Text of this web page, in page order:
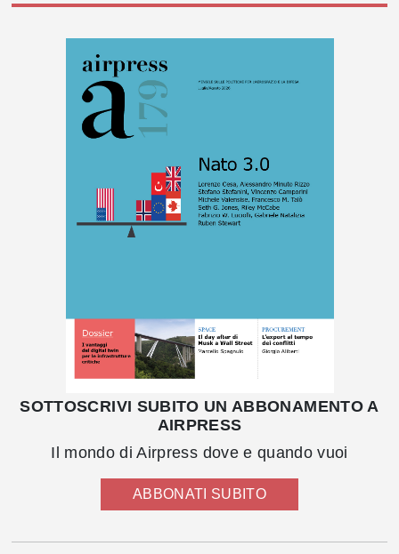
SOTTOSCRIVI SUBITO UN ABBONAMENTO A
AIRPRESS
Il mondo di Airpress dove e quando vuoi
ABBONATI SUBITO